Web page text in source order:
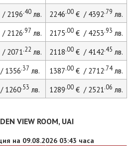
2196.40лв. 2246.00€ / 4392.79 лв.
2126.97 лв. 2175.00€ / 4253.93 лв.
2071.22 лв. 2118.00€ / 4142.45 лв.
1356.37 лв. 1387.00€ / 2712.74лв.
1260.53 лв. 1289.00€ / 2521.06 лв.
VIEW ROOM, UAI
на 09.08.2026 03:43 часа